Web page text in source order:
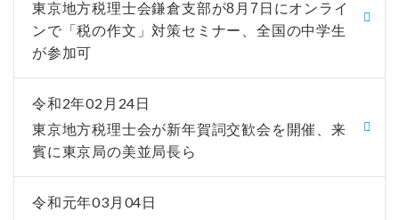
東京地方税理士会鎌倉支部が8月7日にオンライ
ンで「税の作文」対策セミナー、全国の中学生
が参加可
令和2年02月24日
東京地方税理士会が新年賀詞交歓会を開催、来
賓に東京局の美並局長ら
令和元年03月04日